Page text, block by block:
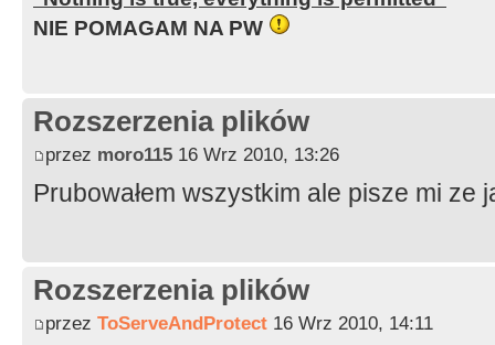
NIE POMAGAM NA PW
Rozszerzenia plików
przez moro115 16 Wrz 2010, 13:26
Prubowałem wszystkim ale pisze mi ze
Rozszerzenia plików
przez ToServeAndProtect 16 Wrz 2010, 14:11